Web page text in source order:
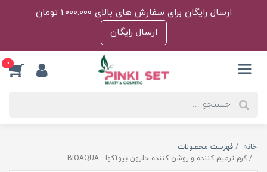
ارسال رایگان برای سفارش های بالای 1.000.000 تومان
ارسال رایگان
0
خانه
فهرست محصولات
کرم ترمیم کننده و روشن کننده حلزون بیوآکوا - BIOAQUA